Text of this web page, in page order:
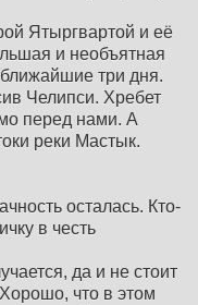
Ятыргвартой и её
и необъятная
три дня.
Челипси. Хребет
перед нами. А
реки Мастык.
осталась. Кто-
в честь
да и не стоит
что в этом